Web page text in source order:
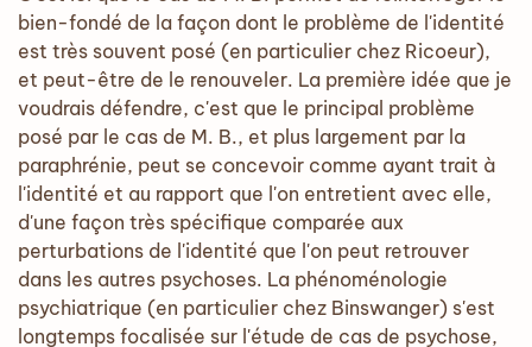
bien-fondé de la façon dont le problème de l'identité
est très souvent posé (en particulier chez Ricoeur),
et peut-être de le renouveler. La première idée que je
voudrais défendre, c'est que le principal problème
posé par le cas de M. B., et plus largement par la
paraphrénie, peut se concevoir comme ayant trait à
l'identité et au rapport que l'on entretient avec elle,
d'une façon très spécifique comparée aux
perturbations de l'identité que l'on peut retrouver
dans les autres psychoses. La phénoménologie
psychiatrique (en particulier chez Binswanger) s'est
longtemps focalisée sur l'étude de cas de psychose,